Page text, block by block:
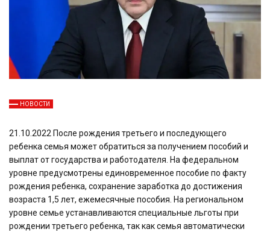
НОВОСТИ
21.10.2022 После рождения третьего и последующего
ребенка семья может обратиться за получением пособий и
выплат от государства и работодателя. На федеральном
уровне предусмотрены единовременное пособие по факту
рождения ребенка, сохранение заработка до достижения
возраста 1,5 лет, ежемесячные пособия. На региональном
уровне семье устанавливаются специальные льготы при
рождении третьего ребенка, так как семья автоматически